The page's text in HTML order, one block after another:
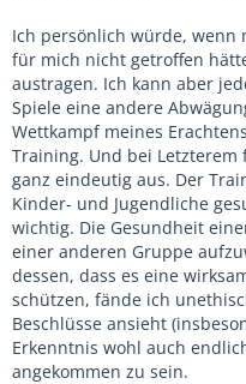
Ich persönlich würde, wenn
für mich nicht getroffen
austragen. Ich kann aber
Spiele eine andere
Wettkampf meines
Training. Und bei
ganz eindeutig aus. Der
Kinder- und Jugendliche
wichtig. Die Gesundheit
einer anderen Gruppe
dessen, dass es eine
schützen, fände ich
Beschlüsse ansieht
Erkenntnis wohl auch
angekommen zu sein.